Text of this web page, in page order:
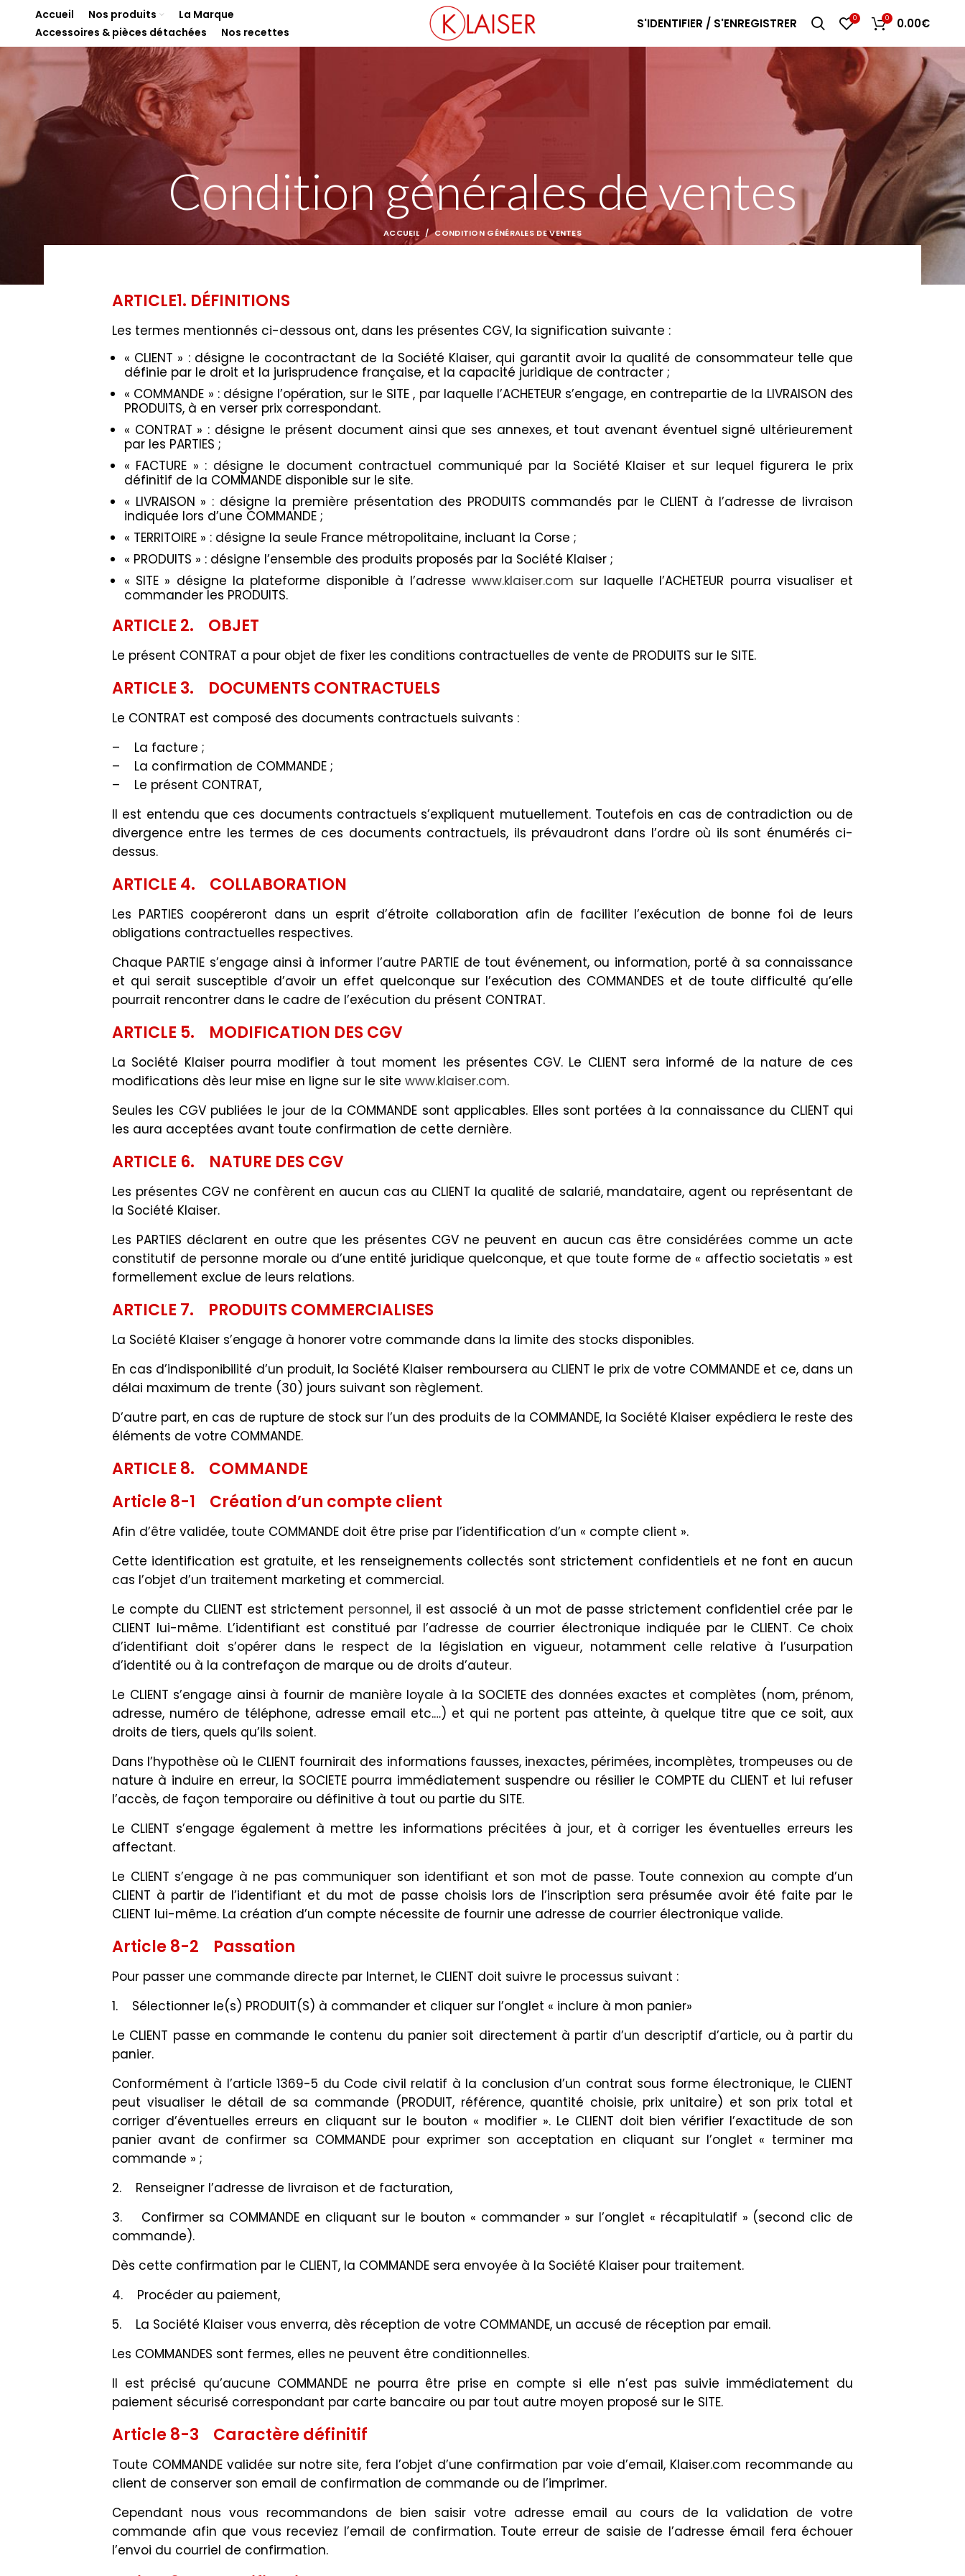
Accueil Nos produits
La Marque
Accessoires & pièces détachées
Nos recettes
S'IDENTIFIER / S'ENREGISTRER 0 0 0.00€
Condition générales de ventes
ACCUEIL CONDITION GÉNÉRALES DE VENTES
ARTICLE1. DÉFINITIONS
Les termes mentionnés ci-dessous ont, dans les présentes CGV, la signification suivante :
« CLIENT » : désigne le cocontractant de la Société Klaiser, qui garantit avoir la qualité de consommateur telle que
définie par le droit et la jurisprudence française, et la capacité juridique de contracter ;
« COMMANDE » : désigne l’opération, sur le SITE , par laquelle l’ACHETEUR s’engage, en contrepartie de la LIVRAISON des
PRODUITS, à en verser prix correspondant.
« CONTRAT » : désigne le présent document ainsi que ses annexes, et tout avenant éventuel signé ultérieurement
par les PARTIES ;
« FACTURE » : désigne le document contractuel communiqué par la Société Klaiser et sur lequel figurera le prix
définitif de la COMMANDE disponible sur le site.
« LIVRAISON » : désigne la première présentation des PRODUITS commandés par le CLIENT à l’adresse de livraison
indiquée lors d’une COMMANDE ;
« TERRITOIRE » : désigne la seule France métropolitaine, incluant la Corse ;
« PRODUITS » : désigne l’ensemble des produits proposés par la Société Klaiser ;
« SITE » désigne la plateforme disponible à l’adresse www.klaiser.com sur laquelle l’ACHETEUR pourra visualiser et
commander les PRODUITS.
ARTICLE 2. OBJET
Le présent CONTRAT a pour objet de fixer les conditions contractuelles de vente de PRODUITS sur le SITE.
ARTICLE 3. DOCUMENTS CONTRACTUELS
Le CONTRAT est composé des documents contractuels suivants :
– La facture ;
– La confirmation de COMMANDE ;
– Le présent CONTRAT,
Il est entendu que ces documents contractuels s’expliquent mutuellement. Toutefois en cas de contradiction ou de
divergence entre les termes de ces documents contractuels, ils prévaudront dans l’ordre où ils sont énumérés ci-
dessus.
ARTICLE 4. COLLABORATION
Les PARTIES coopéreront dans un esprit d’étroite collaboration afin de faciliter l’exécution de bonne foi de leurs
obligations contractuelles respectives.
Chaque PARTIE s’engage ainsi à informer l’autre PARTIE de tout événement, ou information, porté à sa connaissance
et qui serait susceptible d’avoir un effet quelconque sur l’exécution des COMMANDES et de toute difficulté qu’elle
pourrait rencontrer dans le cadre de l’exécution du présent CONTRAT.
ARTICLE 5. MODIFICATION DES CGV
La Société Klaiser pourra modifier à tout moment les présentes CGV. Le CLIENT sera informé de la nature de ces
modifications dès leur mise en ligne sur le site www.klaiser.com.
Seules les CGV publiées le jour de la COMMANDE sont applicables. Elles sont portées à la connaissance du CLIENT qui
les aura acceptées avant toute confirmation de cette dernière.
ARTICLE 6. NATURE DES CGV
Les présentes CGV ne confèrent en aucun cas au CLIENT la qualité de salarié, mandataire, agent ou représentant de
la Société Klaiser.
Les PARTIES déclarent en outre que les présentes CGV ne peuvent en aucun cas être considérées comme un acte
constitutif de personne morale ou d’une entité juridique quelconque, et que toute forme de « affectio societatis » est
formellement exclue de leurs relations.
ARTICLE 7. PRODUITS COMMERCIALISES
La Société Klaiser s’engage à honorer votre commande dans la limite des stocks disponibles.
En cas d’indisponibilité d’un produit, la Société Klaiser remboursera au CLIENT le prix de votre COMMANDE et ce, dans un
délai maximum de trente (30) jours suivant son règlement.
D’autre part, en cas de rupture de stock sur l’un des produits de la COMMANDE, la Société Klaiser expédiera le reste des
éléments de votre COMMANDE.
ARTICLE 8. COMMANDE
Article 8-1 Création d’un compte client
Afin d’être validée, toute COMMANDE doit être prise par l’identification d’un « compte client ».
Cette identification est gratuite, et les renseignements collectés sont strictement confidentiels et ne font en aucun
cas l’objet d’un traitement marketing et commercial.
Le compte du CLIENT est strictement personnel, il est associé à un mot de passe strictement confidentiel crée par le
CLIENT lui-même. L’identifiant est constitué par l’adresse de courrier électronique indiquée par le CLIENT. Ce choix
d’identifiant doit s’opérer dans le respect de la législation en vigueur, notamment celle relative à l’usurpation
d’identité ou à la contrefaçon de marque ou de droits d’auteur.
Le CLIENT s’engage ainsi à fournir de manière loyale à la SOCIETE des données exactes et complètes (nom, prénom,
adresse, numéro de téléphone, adresse email etc.…) et qui ne portent pas atteinte, à quelque titre que ce soit, aux
droits de tiers, quels qu’ils soient.
Dans l’hypothèse où le CLIENT fournirait des informations fausses, inexactes, périmées, incomplètes, trompeuses ou de
nature à induire en erreur, la SOCIETE pourra immédiatement suspendre ou résilier le COMPTE du CLIENT et lui refuser
l’accès, de façon temporaire ou définitive à tout ou partie du SITE.
Le CLIENT s’engage également à mettre les informations précitées à jour, et à corriger les éventuelles erreurs les
affectant.
Le CLIENT s’engage à ne pas communiquer son identifiant et son mot de passe. Toute connexion au compte d’un
CLIENT à partir de l’identifiant et du mot de passe choisis lors de l’inscription sera présumée avoir été faite par le
CLIENT lui-même. La création d’un compte nécessite de fournir une adresse de courrier électronique valide.
Article 8-2 Passation
Pour passer une commande directe par Internet, le CLIENT doit suivre le processus suivant :
1. Sélectionner le(s) PRODUIT(S) à commander et cliquer sur l’onglet « inclure à mon panier»
Le CLIENT passe en commande le contenu du panier soit directement à partir d’un descriptif d’article, ou à partir du
panier.
Conformément à l’article 1369-5 du Code civil relatif à la conclusion d’un contrat sous forme électronique, le CLIENT
peut visualiser le détail de sa commande (PRODUIT, référence, quantité choisie, prix unitaire) et son prix total et
corriger d’éventuelles erreurs en cliquant sur le bouton « modifier ». Le CLIENT doit bien vérifier l’exactitude de son
panier avant de confirmer sa COMMANDE pour exprimer son acceptation en cliquant sur l’onglet « terminer ma
commande » ;
2. Renseigner l’adresse de livraison et de facturation,
3. Confirmer sa COMMANDE en cliquant sur le bouton « commander » sur l’onglet « récapitulatif » (second clic de
commande).
Dès cette confirmation par le CLIENT, la COMMANDE sera envoyée à la Société Klaiser pour traitement.
4. Procéder au paiement,
5. La Société Klaiser vous enverra, dès réception de votre COMMANDE, un accusé de réception par email.
Les COMMANDES sont fermes, elles ne peuvent être conditionnelles.
Il est précisé qu’aucune COMMANDE ne pourra être prise en compte si elle n’est pas suivie immédiatement du
paiement sécurisé correspondant par carte bancaire ou par tout autre moyen proposé sur le SITE.
Article 8-3 Caractère définitif
Toute COMMANDE validée sur notre site, fera l’objet d’une confirmation par voie d’email, Klaiser.com recommande au
client de conserver son email de confirmation de commande ou de l’imprimer.
Cependant nous vous recommandons de bien saisir votre adresse email au cours de la validation de votre
commande afin que vous receviez l’email de confirmation. Toute erreur de saisie de l’adresse émail fera échouer
l’envoi du courriel de confirmation.